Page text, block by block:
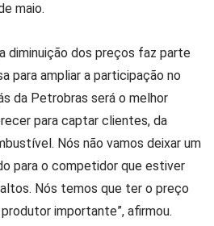
maio.
diminuição dos preços faz parte
para ampliar a participação no
da Petrobras será o melhor
para captar clientes, da
Nós não vamos deixar um
para o competidor que estiver
Nós temos que ter o preço
importante”, afirmou.